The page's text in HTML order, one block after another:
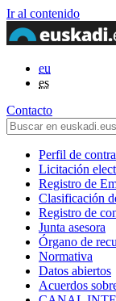
Ir al contenido
eu
es
Contacto
Perfil de
Licitación
Registro de
Clasificación
Registro de
Junta asesora
Órgano de
Normativa
Datos abiertos
Acuerdos